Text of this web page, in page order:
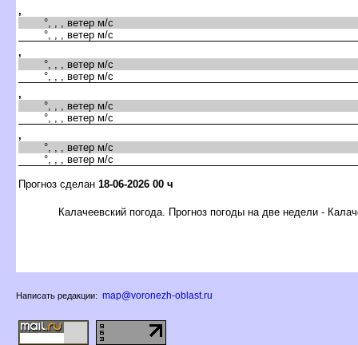
,
°, , , ветер м/с
°, , , ветер м/с
,
°, , , ветер м/с
°, , , ветер м/с
,
°, , , ветер м/с
°, , , ветер м/с
,
°, , , ветер м/с
°, , , ветер м/с
Прогноз сделан 18-06-2026 00 ч
Калачеевский погода. Прогноз погоды на две недели -
Написать редакции: map@voronezh-oblast.ru